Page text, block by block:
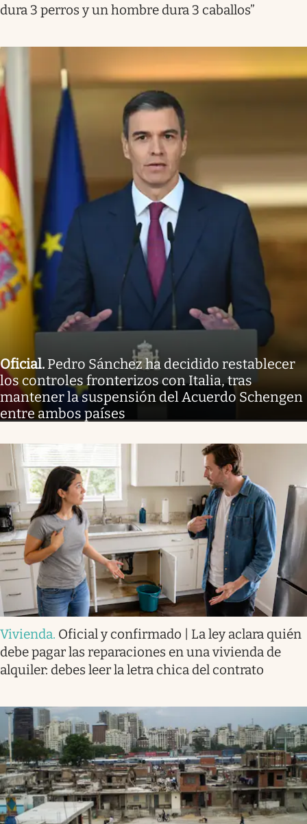
dura 3 perros y un hombre dura 3 caballos”
Oficial. Pedro Sánchez ha decidido restablecer
los controles fronterizos con Italia, tras
mantener la suspensión del Acuerdo Schengen
entre ambos países
Vivienda. Oficial y confirmado | La ley aclara quién
debe pagar las reparaciones en una vivienda de
alquiler: debes leer la letra chica del contrato